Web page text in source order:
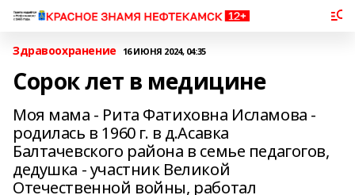
Здравоохранение 16 ИЮНЯ 2024, 04:35
Сорок лет в медицине
Моя мама - Рита Фатиховна Исламова -
родилась в 1960 г. в д.Асавка
Балтачевского района в семье педагогов,
дедушка - участник Великой
Отечественной войны, работал